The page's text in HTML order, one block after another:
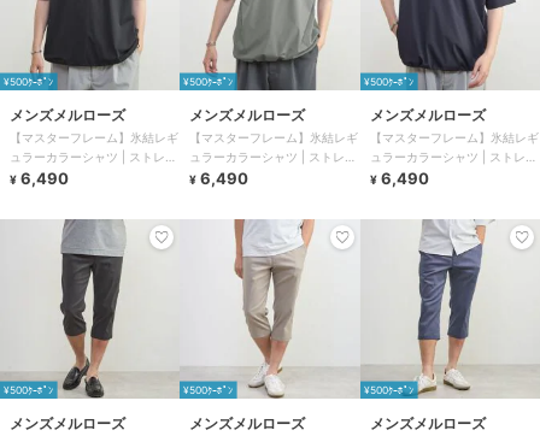
¥500ｸｰﾎﾟﾝ
メンズメルローズ
【マスターフレーム】氷結レギ
ュラーカラーシャツ | ストレッ
チ / 接触冷感
¥ 6,490
¥500ｸｰﾎﾟﾝ
メンズメルローズ
【マスターフレーム】氷結レギ
ュラーカラーシャツ | ストレッ
チ / 接触冷感
¥ 6,490
¥500ｸｰﾎﾟﾝ
メンズメルローズ
【マスターフレーム】氷結レギ
ュラーカラーシャツ | ストレッ
チ / 接触冷感
¥ 6,490
¥500ｸｰﾎﾟﾝ
メンズメルローズ
¥500ｸｰﾎﾟﾝ
メンズメルローズ
¥500ｸｰﾎﾟﾝ
メンズメルローズ